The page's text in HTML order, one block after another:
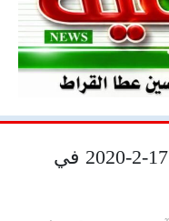
أسعار السمك اليوم الاثنين 17-2-2020 في